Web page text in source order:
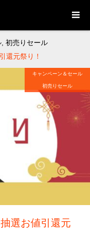
初売りセール
還元祭り！
キャンペーン＆セール
初売りセール
選お値引還元